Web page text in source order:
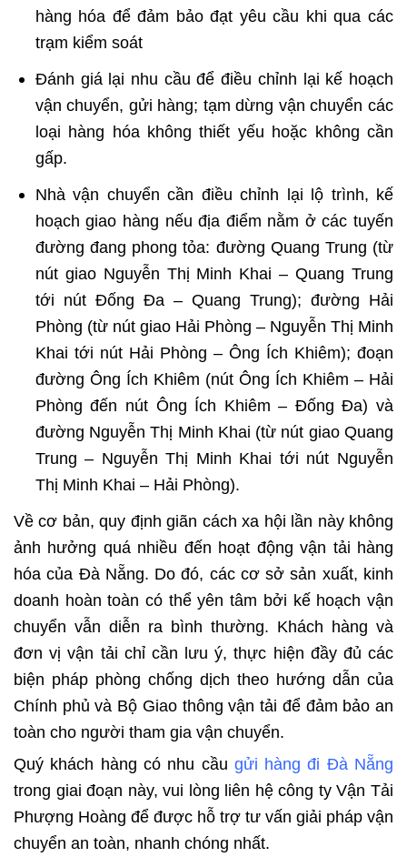
hàng hóa để đảm bảo đạt yêu cầu khi qua các
trạm kiểm soát
Đánh giá lại nhu cầu để điều chỉnh lại kế hoạch
vận chuyển, gửi hàng; tạm dừng vận chuyển các
loại hàng hóa không thiết yếu hoặc không cần
gấp.
Nhà vận chuyển cần điều chỉnh lại lộ trình, kế
hoạch giao hàng nếu địa điểm nằm ở các tuyến
đường đang phong tỏa: đường Quang Trung (từ
nút giao Nguyễn Thị Minh Khai – Quang Trung
tới nút Đống Đa – Quang Trung); đường Hải
Phòng (từ nút giao Hải Phòng – Nguyễn Thị Minh
Khai tới nút Hải Phòng – Ông Ích Khiêm); đoạn
đường Ông Ích Khiêm (nút Ông Ích Khiêm – Hải
Phòng đến nút Ông Ích Khiêm – Đống Đa) và
đường Nguyễn Thị Minh Khai (từ nút giao Quang
Trung – Nguyễn Thị Minh Khai tới nút Nguyễn
Thị Minh Khai – Hải Phòng).
Về cơ bản, quy định giãn cách xa hội lần này không
ảnh hưởng quá nhiều đến hoạt động vận tải hàng
hóa của Đà Nẵng. Do đó, các cơ sở sản xuất, kinh
doanh hoàn toàn có thể yên tâm bởi kế hoạch vận
chuyển vẫn diễn ra bình thường. Khách hàng và
đơn vị vận tải chỉ cần lưu ý, thực hiện đầy đủ các
biện pháp phòng chống dịch theo hướng dẫn của
Chính phủ và Bộ Giao thông vận tải để đảm bảo an
toàn cho người tham gia vận chuyển.
Quý khách hàng có nhu cầu gửi hàng đi Đà Nẵng
trong giai đoạn này, vui lòng liên hệ công ty Vận Tải
Phượng Hoàng để được hỗ trợ tư vấn giải pháp vận
chuyển an toàn, nhanh chóng nhất.